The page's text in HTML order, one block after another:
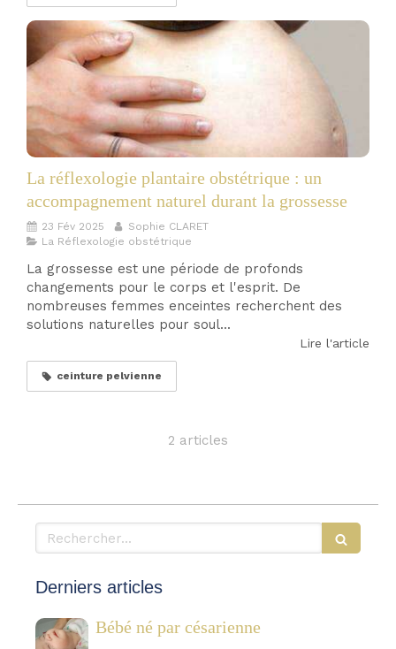
La réflexologie plantaire obstétrique : un
accompagnement naturel durant la grossesse
23 Fév 2025
Sophie CLARET
La Réflexologie obstétrique
La grossesse est une période de profonds
changements pour le corps et l'esprit. De
nombreuses femmes enceintes recherchent des
solutions naturelles pour soul...
Lire l'article
ceinture pelvienne
2 articles
Rechercher
Derniers articles
Bébé né par césarienne